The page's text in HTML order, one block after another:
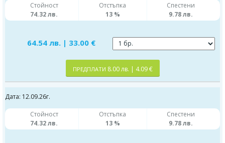
Стойност
74.32 лв.
Отстъпка
13 %
Спестени
9.78 лв.
64.54 лв. | 33.00 €
ПРЕДПЛАТИ 8.00 лв. | 4.09 €
Дата: 12.09.26г.
Стойност
74.32 лв.
Отстъпка
13 %
Спестени
9.78 лв.